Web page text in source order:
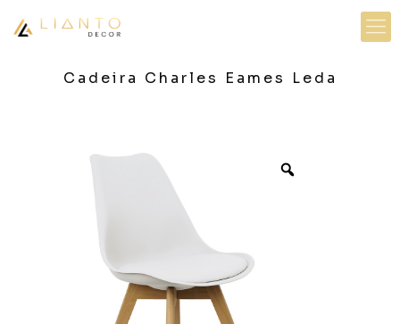
Cadeira Charles Eames Leda